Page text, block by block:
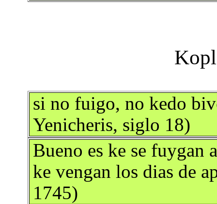
si no fuigo, no kedo
Yenicheris, siglo 18)
Bueno es ke se fuygan
ke vengan los dias de
1745)